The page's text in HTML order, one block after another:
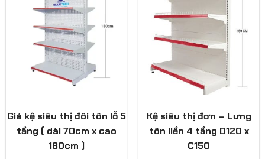
Giá kệ siêu thị đôi tôn lỗ 5
tầng ( dài 70cm x cao
180cm )
Kệ siêu thị đơn – Lưng
tôn liền 4 tầng D120 x
C150